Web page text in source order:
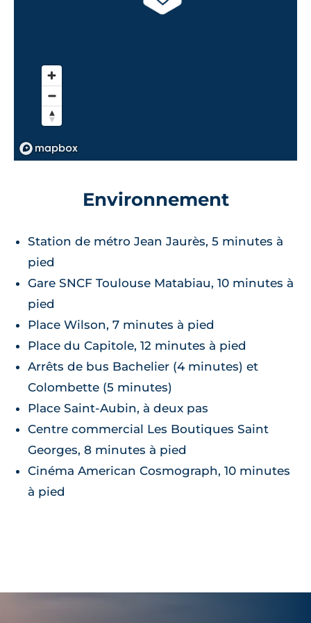
Environnement
Station de métro Jean Jaurès, 5 minutes à
pied
Gare SNCF Toulouse Matabiau, 10 minutes à
pied
Place Wilson, 7 minutes à pied
Place du Capitole, 12 minutes à pied
Arrêts de bus Bachelier (4 minutes) et
Colombette (5 minutes)
Place Saint-Aubin, à deux pas
Centre commercial Les Boutiques Saint
Georges, 8 minutes à pied
Cinéma American Cosmograph, 10 minutes
à pied